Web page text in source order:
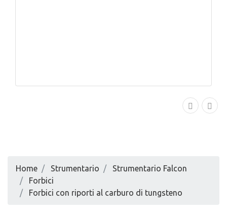
Home Strumentario
Strumentario Falcon
Forbici
Forbici con riporti al carburo di tungsteno